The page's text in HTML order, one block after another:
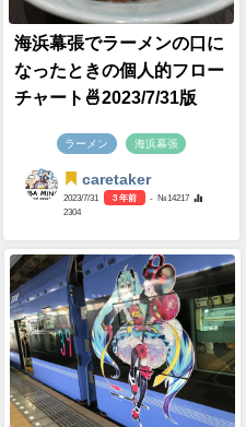
海浜幕張でラーメンの口に
なったときの個人的フロー
チャート🍜2023/7/31版
ラーメン 海浜幕張
caretaker
2023/7/31 3 年前
- №14217
2304